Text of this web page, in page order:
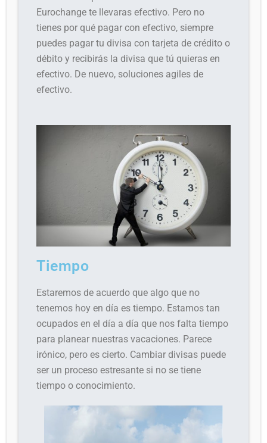
Eurochange te llevaras efectivo. Pero no
tienes por qué pagar con efectivo, siempre
puedes pagar tu divisa con tarjeta de crédito o
débito y recibirás la divisa que tú quieras en
efectivo. De nuevo, soluciones agiles de
efectivo.
Tiempo
Estaremos de acuerdo que algo que no
tenemos hoy en día es tiempo. Estamos tan
ocupados en el día a día que nos falta tiempo
para planear nuestras vacaciones. Parece
irónico, pero es cierto. Cambiar divisas puede
ser un proceso estresante si no se tiene
tiempo o conocimiento.